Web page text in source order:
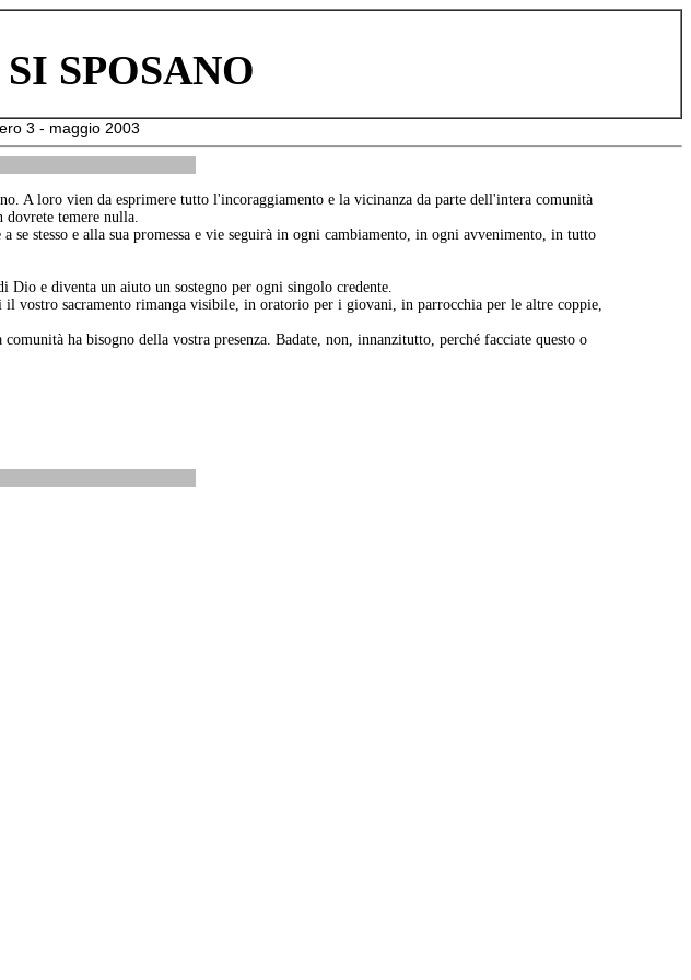
SPOSANO
3 - maggio 2003
A loro vien da esprimere tutto l'incoraggiamento e la vicinanza da parte dell'intera comunità
dovrete temere nulla.
stesso e alla sua promessa e vie seguirà in ogni cambiamento, in ogni avvenimento, in tutto
e diventa un aiuto un sostegno per ogni singolo credente.
vostro sacramento rimanga visibile, in oratorio per i giovani, in parrocchia per le altre coppie,
ha bisogno della vostra presenza. Badate, non, innanzitutto, perché facciate questo o